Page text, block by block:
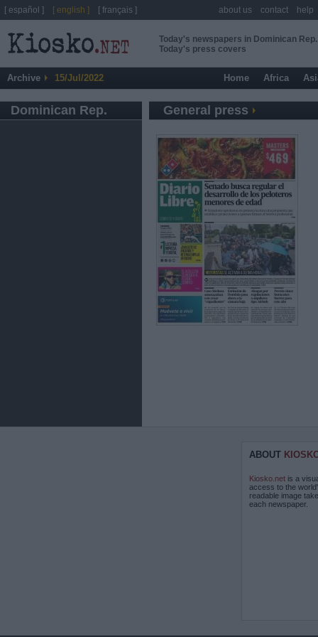
Today's newspapers in Dominican Rep.
Today's press covers
Archive 15/Jul/2022 Home Africa
Dominican Rep. General press
ABOUT
Kiosko.net is a
access to the
readable image
each newspaper.
[ español ] [ english ] [ français ] about us contact help